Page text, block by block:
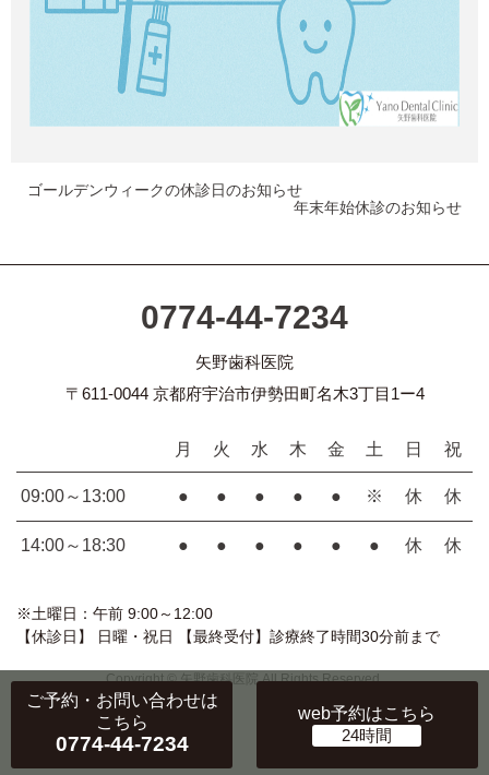
ゴールデンウィークの休診日のお知らせ
年末年始休診のお知らせ
ご予約・お問い合わせは
こちら
0774-44-7234
web予約はこちら
0774-44-7234
矢野歯科医院
〒611-0044 京都府宇治市伊勢田町名木3丁目1ー4
月 火 水 木 金 土 日 祝
09:00～13:00 ● ● ● ● ● ※ 休 休
14:00～18:30 ● ● ● ● ● ● 休 休
※土曜日：午前 9:00～12:00
【休診日】 日曜・祝日 【最終受付】診療終了時間30分前まで
Copyright © 矢野歯科医院 All Rights Reserved.